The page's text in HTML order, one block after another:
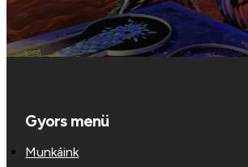
Gyors menü
Munkáink